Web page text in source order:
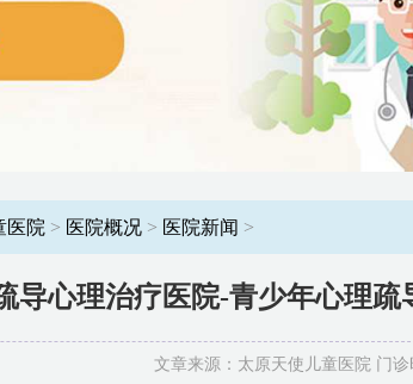
医院 > 医院概况 > 医院新闻 >
导心理治疗医院-青少年心理
文章来源：太原天使儿童医院 门诊